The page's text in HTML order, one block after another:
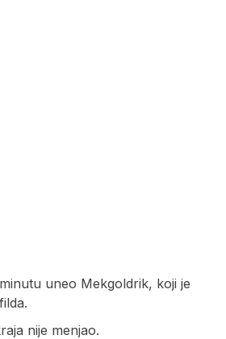
uneo Mekgoldrik, koji je
nije menjao.